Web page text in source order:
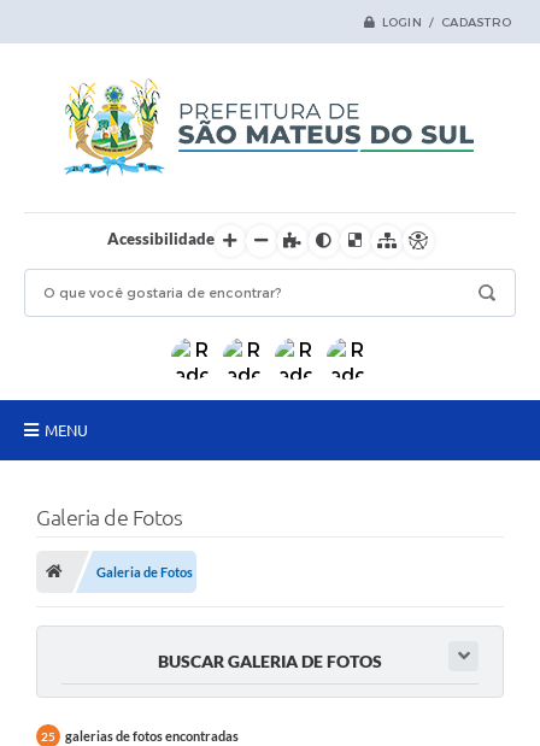
LOGIN / CADASTRO
Acessibilidade
MENU
Samas Digital
A Cidade
Transparência
Turismo
Galeria de Fotos
Galeria de Fotos
BUSCAR GALERIA DE FOTOS
25 galerias de fotos encontradas